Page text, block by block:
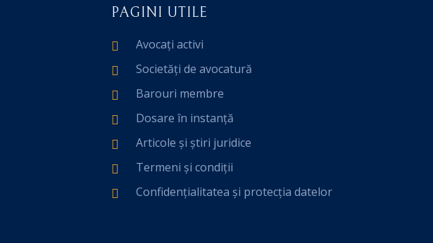
PAGINI UTILE
Avocați activi
Societăți de avocatură
Barouri membre
Dosare în instanță
Articole și știri juridice
Termeni și condiții
Confidențialitatea și protecția datelor